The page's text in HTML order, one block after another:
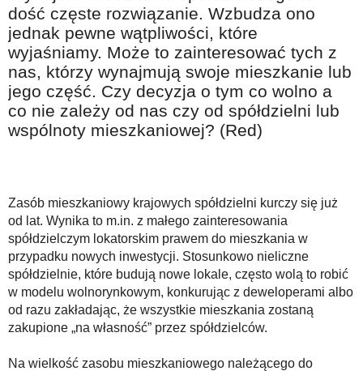
Na wesoło
Hobby i pasje
Żyj aktywnie
60plus - najcenniejsi klienci
Dobra opieka
Smacznie i zdrowo
O finansach i społeczeństwie - edukacja nie tylko dla 60plus
Ciekawe książki
Stop samotności
Z internetem za pan brat
dość częste rozwiązanie. Wzbudza ono
jednak pewne wątpliwości, które
wyjaśniamy. Może to zainteresować tych z
nas, którzy wynajmują swoje mieszkanie lub
jego część. Czy decyzja o tym co wolno a
co nie zależy od nas czy od spółdzielni lub
wspólnoty mieszkaniowej? (Red)
Zasób mieszkaniowy krajowych spółdzielni kurczy się już
od lat. Wynika to m.in. z małego zainteresowania
spółdzielczym lokatorskim prawem do mieszkania w
przypadku nowych inwestycji. Stosunkowo nieliczne
spółdzielnie, które budują nowe lokale, często wolą to robić
w modelu wolnorynkowym, konkurując z deweloperami albo
od razu zakładając, że wszystkie mieszkania zostaną
zakupione „na własność” przez spółdzielców.
Na wielkość zasobu mieszkaniowego należącego do